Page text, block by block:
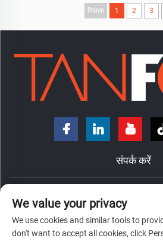
पिछला 1 2 3
संपर्क करें
चीन, गुआंगडोंग प्रांत, फोशान शहर, चांचेंग
7
+86-18098194312
We value your privacy
We use cookies and similar tools to
don't want to accept all cookies, click